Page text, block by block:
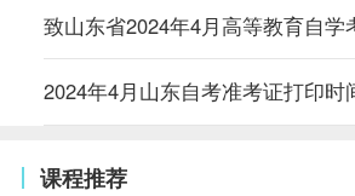
致山东省2024年4月高等教育自学
2024年4月山东自考准考证打印时
课程推荐